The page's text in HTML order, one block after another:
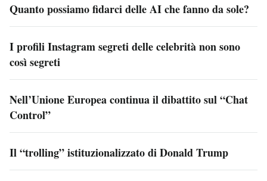
Quanto possiamo fidarci delle AI che fanno da sole?
I profili Instagram segreti delle celebrità non sono
così segreti
Nell’Unione Europea continua il dibattito sul “Chat
Control”
Il “trolling” istituzionalizzato di Donald Trump